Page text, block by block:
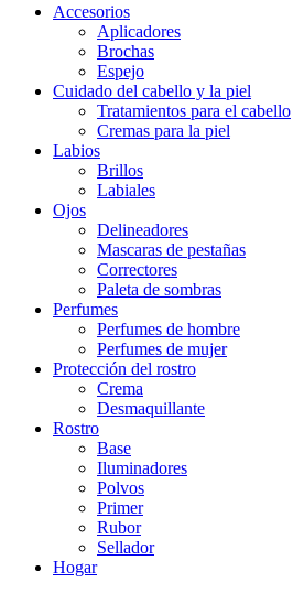
Accesorios
Aplicadores
Brochas
Espejo
Cuidado del cabello y la piel
Tratamientos para el cabello
Cremas para la piel
Labios
Brillos
Labiales
Ojos
Delineadores
Mascaras de pestañas
Correctores
Paleta de sombras
Perfumes
Perfumes de hombre
Perfumes de mujer
Protección del rostro
Crema
Desmaquillante
Rostro
Base
Iluminadores
Polvos
Primer
Rubor
Sellador
Hogar